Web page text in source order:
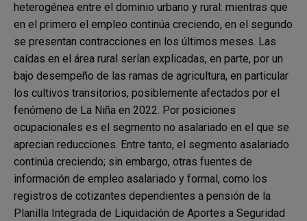
heterogénea entre el dominio urbano y rural: mientras que
en el primero el empleo continúa creciendo, en el segundo
se presentan contracciones en los últimos meses. Las
caídas en el área rural serían explicadas, en parte, por un
bajo desempeño de las ramas de agricultura, en particular
los cultivos transitorios, posiblemente afectados por el
fenómeno de La Niña en 2022. Por posiciones
ocupacionales es el segmento no asalariado en el que se
aprecian reducciones. Entre tanto, el segmento asalariado
continúa creciendo; sin embargo, otras fuentes de
información de empleo asalariado y formal, como los
registros de cotizantes dependientes a pensión de la
Planilla Integrada de Liquidación de Aportes a Seguridad